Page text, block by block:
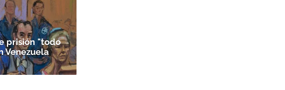
prisión "todo
Venezuela